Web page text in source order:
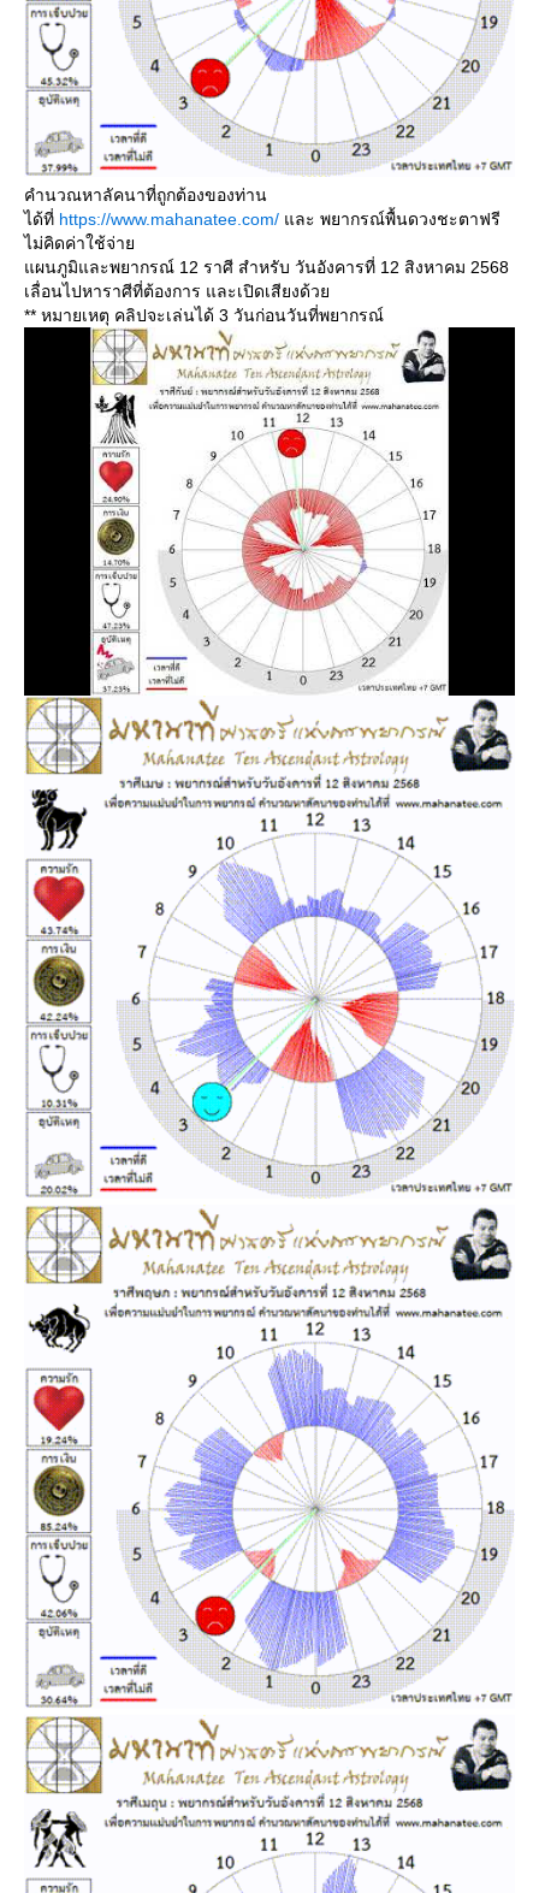
คำนวณหาลัคนาที่ถูกต้องของท่าน
ได้ที่ https://www.mahanatee.com/ ละ พยากรณ์พื้นดวงชะตาฟรี
ไม่คิดค่าใช้จ่า
ผนภูมิและพยากรณ์ 12 ราศี สำหรับ วันอังคารที่ 12 สิงหาคม 2568
เลื่อนไปหาราศีที่ต้องการ และเปิดเสียงด้ว
** หมายเหตุ คลิปจะเล่นได้ 3 วันก่อนวันที่พยากรณ์